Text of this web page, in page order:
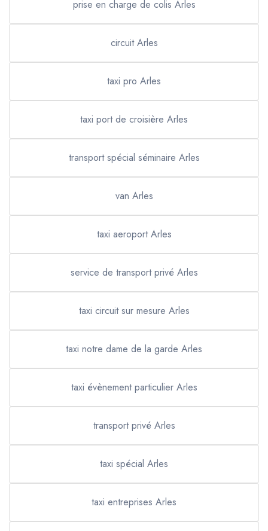
prise en charge de colis Arles
circuit Arles
taxi pro Arles
taxi port de croisière Arles
transport spécial séminaire Arles
van Arles
taxi aeroport Arles
service de transport privé Arles
taxi circuit sur mesure Arles
taxi notre dame de la garde Arles
taxi évènement particulier Arles
transport privé Arles
taxi spécial Arles
taxi entreprises Arles